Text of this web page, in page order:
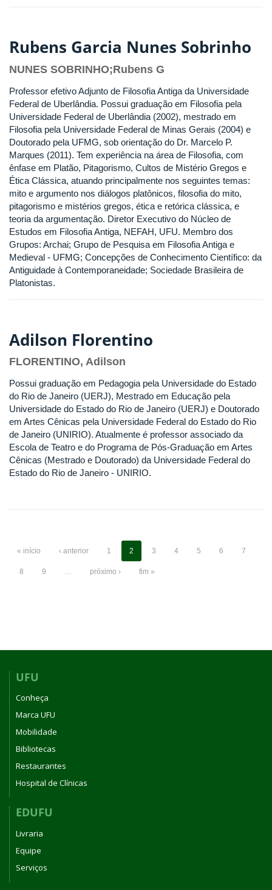
Rubens Garcia Nunes Sobrinho
NUNES SOBRINHO;Rubens G
Professor efetivo Adjunto de Filosofia Antiga da Universidade
Federal de Uberlândia. Possui graduação em Filosofia pela
Universidade Federal de Uberlândia (2002), mestrado em
Filosofia pela Universidade Federal de Minas Gerais (2004) e
Doutorado pela UFMG, sob orientação do Dr. Marcelo P.
Marques (2011). Tem experiência na área de Filosofia, com
ênfase em Platão, Pitagorismo, Cultos de Mistério Gregos e
Ética Clássica, atuando principalmente nos seguintes temas:
mito e argumento nos diálogos platônicos, filosofia do mito,
pitagorismo e mistérios gregos, ética e retórica clássica, e
teoria da argumentação. Diretor Executivo do Núcleo de
Estudos em Filosofia Antiga, NEFAH, UFU. Membro dos
Grupos: Archai; Grupo de Pesquisa em Filosofia Antiga e
Medieval - UFMG; Concepções de Conhecimento Científico: da
Antiguidade à Contemporaneidade; Sociedade Brasileira de
Platonistas.
Adilson Florentino
FLORENTINO, Adilson
Possui graduação em Pedagogia pela Universidade do Estado
do Rio de Janeiro (UERJ), Mestrado em Educação pela
Universidade do Estado do Rio de Janeiro (UERJ) e Doutorado
em Artes Cênicas pela Universidade Federal do Estado do Rio
de Janeiro (UNIRIO). Atualmente é professor associado da
Escola de Teatro e do Programa de Pós-Graduação em Artes
Cênicas (Mestrado e Doutorado) da Universidade Federal do
Estado do Rio de Janeiro - UNIRIO.
« início ‹ anterior 1 2 3 4 5 6 7
8 9 próximo › fim »
UFU
Conheça
Marca UFU
Mobilidade
Bibliotecas
Restaurantes
Hospital de Clínicas
EDUFU
Livraria
Equipe
Serviços